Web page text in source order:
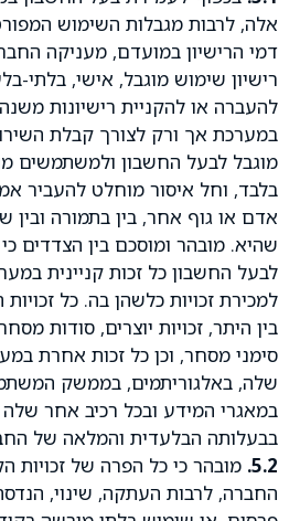
אלה, לרבות מגבלות השימוש
דמי הרישיון במועדם, מעניקה
רישיון שימוש מוגבל, אישי, בלתי-
להעברה או להקניית רישיונות
במערכת אך ורק לצורך קבלת
מוגבל לבעל החשבון ולמשתמשים
בלבד, וחל איסור מוחלט להעביר
אדם או גוף אחר, בין בתמורה ובין
שהיא. מובהר ומוסכם בין הצדדים כי
לבעל החשבון כל זכות קניינית
למכירת זכויות כלשהן בה. כל זכויות
בין היתר, זכויות יוצרים, סודות
סימני מסחר, וכן כל זכות אחרת
שלה, באלגוריתמים, בממשק
במאגרי המידע ובכל רכיב אחר שלה
בבעלותה הבלעדית והמלאה של
5.2. מובהר כי כל הפרה של זכויות
החברה, לרבות העתקה, שינוי,